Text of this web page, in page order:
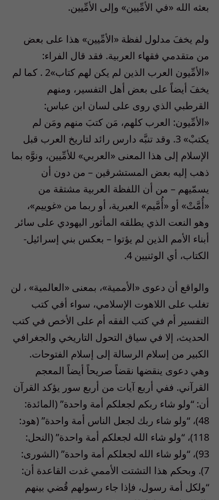
بعثه الله «في الأمِّيين» وإلى الأمِّيين.
ولم يخفَ مدلول لفظة «الأمِّيين» هذا على بعض
من متقدمي فقهاء العربية. فقد قال الفراء:
«الأمِّيون العرب الذين لم يكن لهم كتاب»2 . كما لم
يخفَ أيضاً على بعض أهل التفسير، ومنهم
القرطبي الذي روى على لسان ابن عباس:
«الأمِّيون: العرب كلهم، مَن كتبَ منهم ومَن لم
يكتبْ» 3. وقد تنبَّه دارس رائد لتاريخ العرب قبل
الإسلام إلى هذا المعنى «العربي» للأمِّيين، ونوَّه بما
ذهب إليه بعض المستشرقين – من دون أن
يسمّيهم – من أن اللفظة العربية مشتقة من
«أُمَّتْ» أو «أُمَّيم» العبرية، أو ربما من «غوييم»،
وهو النعت الذي يطلقه المأثور اليهودي على سائر
أبناء الأمم الذين لم يؤتوا – بعكس بني إسرائيل-
الكتاب، أي الوثنيين 4.
والواقع أن دعوى «الأممية»، بمعنى «العالمية» ، لن
تغلب على اللاهوت الإسلامي، سواء أفي كتب
التفسير أم في كتب الفقه أم على الأخص في كتب
الحديث، إلا في سياق التحول التاريخي والجغرافي
الكبير من إسلام الرسالة إلى إسلام الفتوحات.
وهي دعوى ينقضها نقضاً صريحاً أيضاً المعجم
القرآني. ففي أربع آيات من أربع سور يؤكد القرآن
أن: “ولو شاء ربكم لجعلكم أمة واحدة” (المائدة:
48)، “ولو شاء ربك لجعل الناس أمة واحدة” (هود:
118)، “ولو شاء الله لجعلكم أمة واحدة” (النحل:
93)، “ولو شاء الله لجعلكم أمة واحدة” (الشورى:
7). وبحكم هذا التشتت الأممي غدت القاعدة أن:
“ولكل أمة رسول، فإذا جاء رسولهم قُضي بينهم